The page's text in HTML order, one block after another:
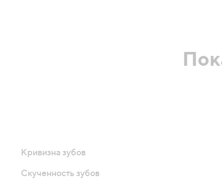
Кривизна зубов
Скученность зубов